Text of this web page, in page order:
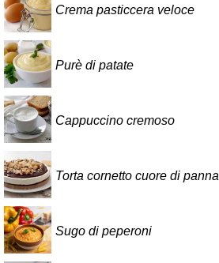
Crema pasticcera veloce
Purè di patate
Cappuccino cremoso
Torta cornetto cuore di panna
Sugo di peperoni